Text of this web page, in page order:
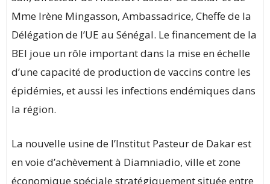
Mme Irène Mingasson, Ambassadrice, Cheffe de la
Délégation de l’UE au Sénégal. Le financement de la
BEI joue un rôle important dans la mise en échelle
d’une capacité de production de vaccins contre les
épidémies, et aussi les infections endémiques dans
la région.
La nouvelle usine de l’Institut Pasteur de Dakar est
en voie d’achèvement à Diamniadio, ville et zone
économique spéciale stratégiquement située entre